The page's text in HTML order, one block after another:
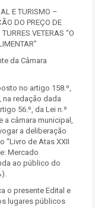
E TURISMO –
DO PREÇO DE
VETERAS “O
da Câmara
no artigo 158.º,
redação dada
56.º, da Lei n.º
a câmara municipal,
a deliberação
“Livro de Atas XXII
Mercado
ao público do
o presente Edital e
lugares públicos